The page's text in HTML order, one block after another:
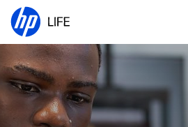
Ir para o conteúdo principal